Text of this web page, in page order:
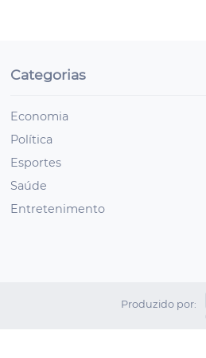
Categorias
Economia
Política
Esportes
Saúde
Entretenimento
Produzido por: